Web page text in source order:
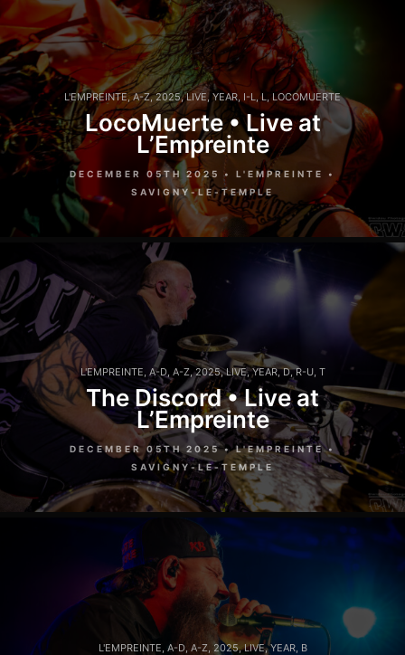
L'EMPREINTE,A-Z,2025,LIVE, YEAR I-L ,L ,LOCOMUERTE
LocoMuerte • Live at
L’Empreinte
DECEMBER 05TH 2025 • L'EMPREINTE •
SAVIGNY-LE-TEMPLE
L'EMPREINTE, A-D, A-Z,2025,LIVE,YEAR,D,R-U, T
The Discord • Live at
L’Empreinte
DECEMBER 05TH 2025 • L'EMPREINTE •
SAVIGNY-LE-TEMPLE
L'EMPREINTE, A-D, A-Z, 2025,LIVE,YEAR, B